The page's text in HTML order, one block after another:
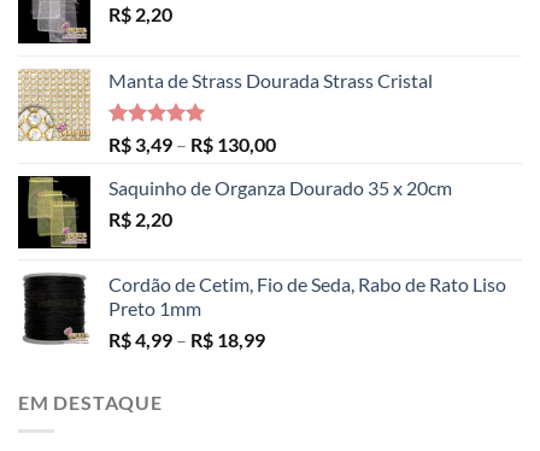
R$ 2,20
Manta de Strass Dourada Strass Cristal
Avaliação
5.00
de 5
R$ 3,49 – R$ 130,00Faixa
preço:
Saquinho de Organza Dourado 35 x 20cm
R$ 2,20
Cordão de Cetim, Fio de Seda, Rabo de Rato Liso
Preto 1mm
R$4,99 – R$ 18,99Faixa
EM DESTAQUE